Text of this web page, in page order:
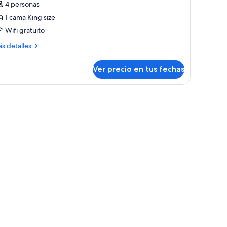
4 personas
1 cama King size
Wifi gratuito
detalles
Ver precio en tus fechas
cortinas.